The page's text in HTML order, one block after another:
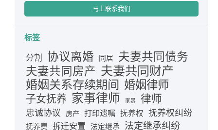
马上联系我们
标签
分割 协议离婚 同居 夫妻共同债务
夫妻共同房产 夫妻共同财产
婚姻关系存续期间 婚姻律师
子女抚养 家事律师 家暴 律师
忠诚协议 房产 打印遗嘱 抚养权 抚养权纠纷
抚养费 拆迁安置 法定继承 法定继承纠纷